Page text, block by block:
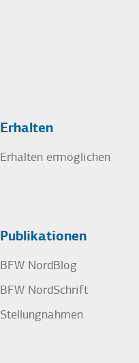
Erhalten
Erhalten ermöglichen
Publikationen
BFW NordBlog
BFW NordSchrift
Stellungnahmen